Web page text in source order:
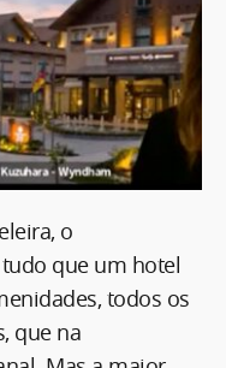
o
que um hotel
todos os
que na